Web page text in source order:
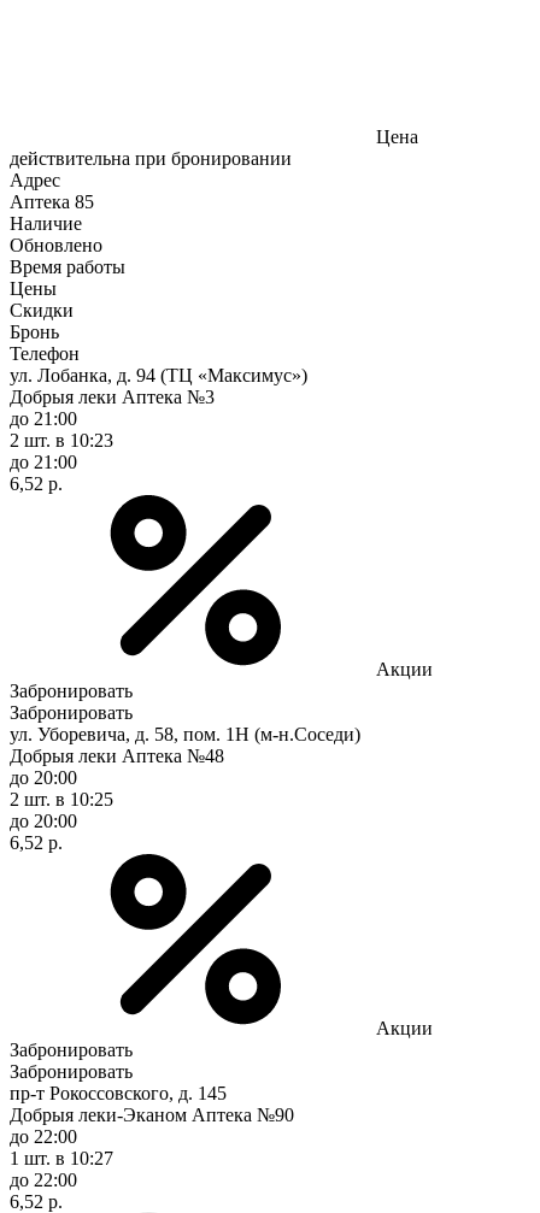
Цена
действительна при бронировании
Адрес
Аптека 85
Наличие
Обновлено
Время работы
Цены
Скидки
Бронь
Телефон
ул. Лобанка, д. 94 (ТЦ «Максимус»)
Добрыя леки Аптека №3
до 21:00
2 шт. в 10:23
до 21:00
6,52 р.
Акции
Забронировать
Забронировать
ул. Уборевича, д. 58, пом. 1Н (м-н.Соседи)
Добрыя леки Аптека №48
до 20:00
2 шт. в 10:25
до 20:00
6,52 р.
Акции
Забронировать
Забронировать
пр-т Рокоссовского, д. 145
Добрыя леки-Эканом Аптека №90
до 22:00
1 шт. в 10:27
до 22:00
6,52 р.